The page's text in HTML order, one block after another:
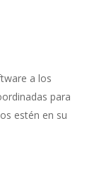
a los
para
estén en su